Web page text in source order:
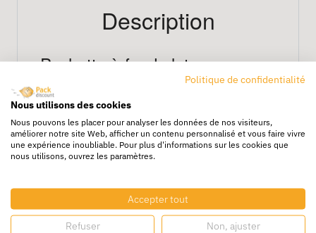
Description
Pochette à fond plat avec
double fermeture auto-adhésive
permanente 36x10x56+11 cm
Lapochette à fond plat avec
Politique de confidentialité
Nous utilisons des cookies
Nous pouvons les placer pour analyser les données de nos visiteurs,
améliorer notre site Web, afficher un contenu personnalisé et vous faire vivre
une expérience inoubliable. Pour plus d'informations sur les cookies que
nous utilisons, ouvrez les paramètres.
Accepter tout
Refuser Non, ajuster